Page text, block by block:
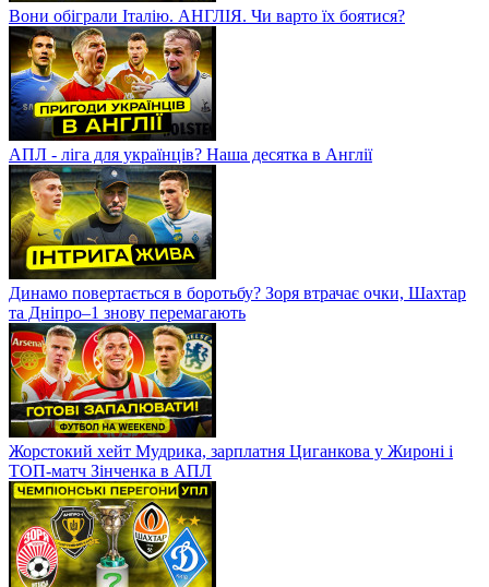
Вони обіграли Італію. АНГЛІЯ. Чи варто їх боятися?
АПЛ - ліга для українців? Наша десятка в Англії
Динамо повертається в боротьбу? Зоря втрачає очки, Шахтар
та Дніпро–1 знову перемагають
Жорстокий хейт Мудрика, зарплатня Циганкова у Жироні і
ТОП-матч Зінченка в АПЛ